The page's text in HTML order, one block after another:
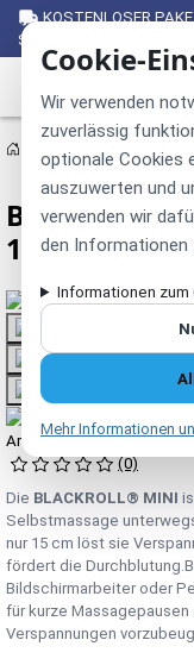
Cookie-
Wir verwenden
zuverlässig
optionale Cookies
auszuwerten und
verwenden wir
den Informationen
Informationen zum
Mehr Informationen
KOSTENLOSER
SICHER EINKAUFEN
15 x Ø 6 cm,
Artikelnummer:14136-03
(0)
Die BLACKROLL® MINI
Selbstmassage
nur 15 cm löst sie
fördert die
Bildschirmarbeiter oder
für kurze Massagepausen
Verspannungen